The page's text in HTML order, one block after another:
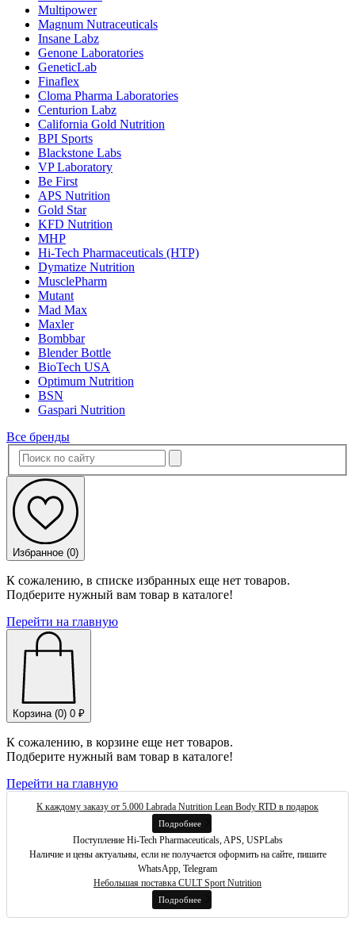
Multipower
Magnum Nutraceuticals
Insane Labz
Genone Laboratories
GeneticLab
Finaflex
Cloma Pharma Laboratories
Centurion Labz
California Gold Nutrition
BPI Sports
Blackstone Labs
VP Laboratory
Be First
APS Nutrition
Gold Star
KFD Nutrition
MHP
Hi-Tech Pharmaceuticals (HTP)
Dymatize Nutrition
MusclePharm
Mutant
Mad Max
Maxler
Bombbar
Blender Bottle
BioTech USA
Optimum Nutrition
BSN
Gaspari Nutrition
Все бренды
Избранное (0)
К сожалению, в списке избранных еще нет товаров.
Подберите нужный вам товар в каталоге!
Перейти на главную
Корзина (0) 0 ₽
К сожалению, в корзине еще нет товаров.
Подберите нужный вам товар в каталоге!
Перейти на главную
К каждому заказу от 5.000 Labrada Nutrition Lean Body RTD в подарок
Подробнее
Поступление Hi-Tech Pharmaceuticals, APS, USPLabs
Наличие и цены актуальны, если не получается оформить на сайте, пишите
WhatsApp, Telegram
Небольшая поставка CULT Sport Nutrition
Подробнее